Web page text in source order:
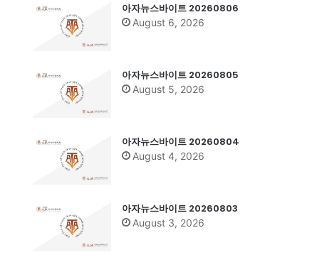
아자뉴스바이트 20260806
August 6, 2026
아자뉴스바이트 20260805
August 5, 2026
아자뉴스바이트 20260804
August 4, 2026
아자뉴스바이트 20260803
August 3, 2026